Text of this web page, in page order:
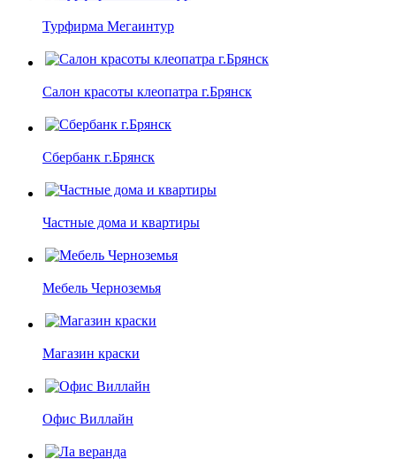
Турфирма Мегаинтур
Салон красоты клеопатра г.Брянск
Сбербанк г.Брянск
Частные дома и квартиры
Мебель Черноземья
Магазин краски
Офис Виллайн